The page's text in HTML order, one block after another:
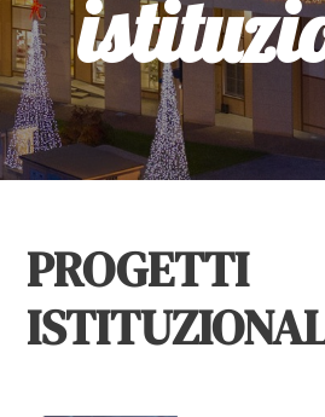
PROGETTI